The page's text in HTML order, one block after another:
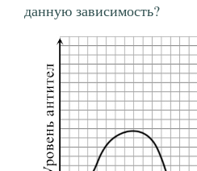
данную зависимость?